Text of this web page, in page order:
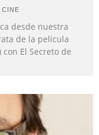
CINE
desde nuestra
de la película
El Secreto de